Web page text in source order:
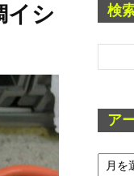
イシ
検
ア
ア
ー